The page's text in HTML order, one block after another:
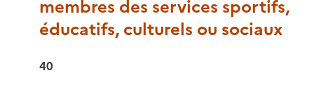
membres des services sportifs,
éducatifs, culturels ou sociaux
40